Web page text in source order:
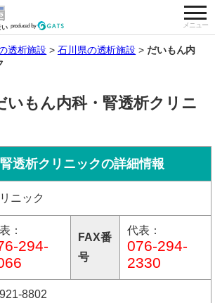
い メニュー
国の透析施設を検索する
透析施設 石川県の透析施設
だいもん内
いもん内科・腎透析クリニ
透析クリニックの詳細情報
ニック
：
294-
FAX番
号
代表：
076-294-
2330
8802